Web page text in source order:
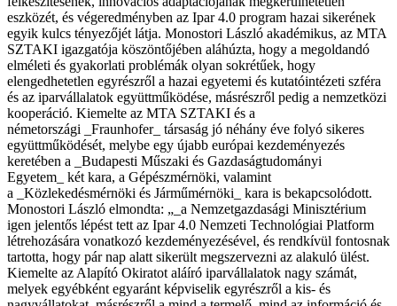
eszközét, és végeredményben az Ipar 4.0 program hazai sikerének
egyik kulcs tényezőjét látja. Monostori László akadémikus, az MTA
SZTAKI igazgatója köszöntőjében aláhúzta, hogy a megoldandó
elméleti és gyakorlati problémák olyan sokrétűek, hogy
elengedhetetlen egyrészről a hazai egyetemi és kutatóintézeti szféra
és az iparvállalatok együttműködése, másrészről pedig a nemzetközi
kooperáció. Kiemelte az MTA SZTAKI és a
németországi _Fraunhofer_ társaság jó néhány éve folyó sikeres
együttműködését, melybe egy újabb európai kezdeményezés
keretében a _Budapesti Műszaki és Gazdaságtudományi
Egyetem_ két kara, a Gépészmérnöki, valamint
a _Közlekedésmérnöki és Járműmérnöki_ kara is bekapcsolódott.
Monostori László elmondta: „_a Nemzetgazdasági Minisztérium
igen jelentős lépést tett az Ipar 4.0 Nemzeti Technológiai Platform
létrehozására vonatkozó kezdeményezésével, és rendkívül fontosnak
tartotta, hogy pár nap alatt sikerült megszervezni az alakuló ülést.
Kiemelte az Alapító Okiratot aláíró iparvállalatok nagy számát,
melyek egyébként egyaránt képviselik egyrészről a kis- és